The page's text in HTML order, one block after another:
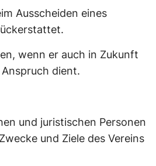
Ausscheiden eines
wenn er auch in Zukunft
dient.
und juristischen Personen
und Ziele des Vereins